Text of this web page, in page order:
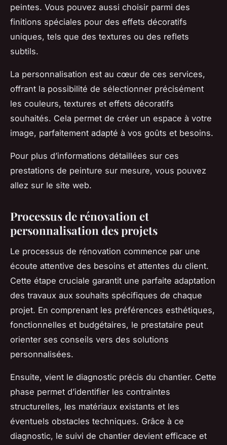
peintes. Vous pouvez aussi choisir parmi des
finitions spéciales pour des effets décoratifs
uniques, tels que des textures ou des reflets
subtils.
La personnalisation est au cœur de ces services,
offrant la possibilité de sélectionner précisément
les couleurs, textures et effets décoratifs
souhaités. Cela permet de créer un espace à votre
image, parfaitement adapté à vos goûts et besoins.
Pour plus d’informations détaillées sur ces
prestations de peinture sur mesure, vous pouvez
allez sur le site web.
Processus de rénovation et
personnalisation des projets
Le processus de rénovation commence par une
écoute attentive des besoins et attentes du client.
Cette étape cruciale garantit une parfaite adaptation
des travaux aux souhaits spécifiques de chaque
projet. En comprenant les préférences esthétiques,
fonctionnelles et budgétaires, le prestataire peut
orienter ses conseils vers des solutions
personnalisées.
Ensuite, vient le diagnostic précis du chantier. Cette
phase permet d’identifier les contraintes
structurelles, les matériaux existants et les
éventuels obstacles techniques. Grâce à ce
diagnostic, le suivi de chantier devient efficace et